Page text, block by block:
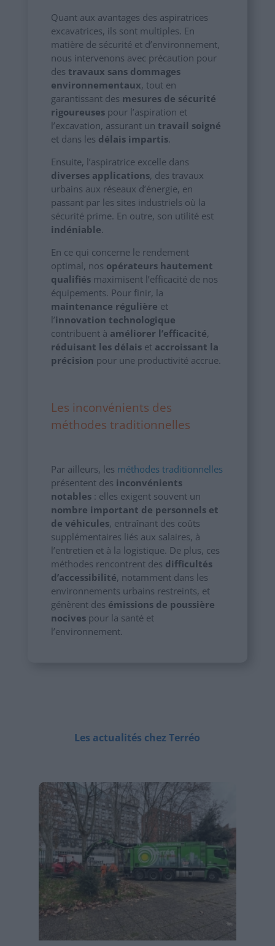
Quant aux avantages des aspiratrices
excavatrices, ils sont multiples. En
matière de sécurité et d’environnement,
nous intervenons avec précaution pour
des travaux sans dommages
environnementaux, tout en
garantissant des mesures de sécurité
rigoureusespour l’aspiration et
l’excavation, assurant un travail soigné
et dans les délais impartis.
Ensuite, l’aspiratrice excelle dans
diverses applications, des travaux
urbains aux réseaux d’énergie, en
passant par les sites industriels où la
sécurité prime. En outre, son utilité est
indéniable.
En ce qui concerne le rendement
optimal, nos opérateurs hautement
qualifiésmaximisent l’efficacité de nos
équipements. Pour finir, la
maintenance régulière et
l’innovation technologique
contribuent à améliorer l’efficacité,
réduisant les délaisetaccroissant la
précision pour une productivité accrue.
Les inconvénients des
méthodes traditionnelles
Par ailleurs, les méthodes traditionnelles
présentent des inconvénients
notables: elles exigent souvent un
nombre important de personnels et
de véhicules, entraînant des coûts
supplémentaires liés aux salaires, à
l’entretien et à la logistique. De plus, ces
méthodes rencontrent des difficultés
d’accessibilité, notamment dans les
environnements urbains restreints, et
génèrent des émissions de poussière
nocivespour la santé et
l’environnement.
Les actualités chez Terréo